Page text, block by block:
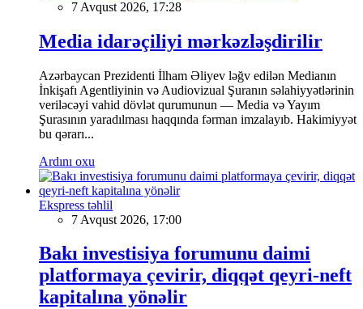
7 Avqust 2026, 17:28
Media idarəçiliyi mərkəzləşdirilir
Azərbaycan Prezidenti İlham Əliyev ləğv edilən Medianın
İnkişafı Agentliyinin və Audiovizual Şuranın səlahiyyətlərinin
veriləcəyi vahid dövlət qurumunun — Media və Yayım
Şurasının yaradılması haqqında fərman imzalayıb. Hakimiyyət
bu qərarı...
Ardını oxu
Ekspress təhlil
7 Avqust 2026, 17:00
Bakı investisiya forumunu daimi
platformaya çevirir, diqqət qeyri-neft
kapitalına yönəlir